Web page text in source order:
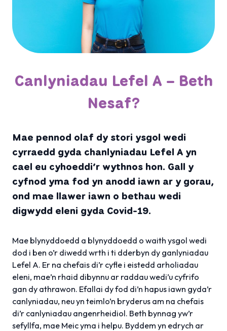
Canlyniadau Lefel A – Beth
Nesaf?
Mae pennod olaf dy stori ysgol wedi
cyrraedd gyda chanlyniadau Lefel A yn
cael eu cyhoeddi’r wythnos hon. Gall y
cyfnod yma fod yn anodd iawn ar y gorau,
ond mae llawer iawn o bethau wedi
digwydd eleni gyda Covid-19.
Mae blynyddoedd a blynyddoedd o waith ysgol wedi
dod i ben o’r diwedd wrth i ti dderbyn dy ganlyniadau
Lefel A. Er na chefais di’r cyfle i eistedd arholiadau
eleni, mae’n rhaid dibynnu ar raddau wedi’u cyfrifo
gan dy athrawon. Efallai dy fod di’n hapus iawn gyda’r
canlyniadau, neu yn teimlo’n bryderus am na chefais
di’r canlyniadau angenrheidiol. Beth bynnag yw’r
sefyllfa, mae Meic yma i helpu. Byddem yn edrych ar